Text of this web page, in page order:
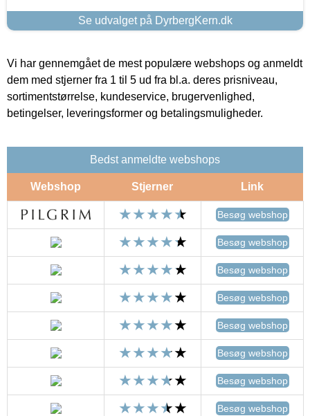
Se udvalget på DyrbergKern.dk
Vi har gennemgået de mest populære webshops og anmeldt
dem med stjerner fra 1 til 5 ud fra bl.a. deres prisniveau,
sortimentstørrelse, kundeservice, brugervenlighed,
betingelser, leveringsformer og betalingsmuligheder.
Bedst anmeldte webshops
Webshop Stjerner Link
Besøg webshop
Besøg webshop
Besøg webshop
Besøg webshop
Besøg webshop
Besøg webshop
Besøg webshop
Besøg webshop